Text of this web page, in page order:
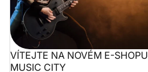
VÍTEJTE NA NOVÉM E-SHOPU
MUSIC CITY